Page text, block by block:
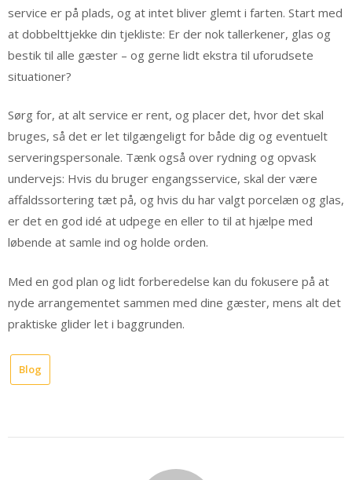
service er på plads, og at intet bliver glemt i farten. Start med
at dobbelttjekke din tjekliste: Er der nok tallerkener, glas og
bestik til alle gæster – og gerne lidt ekstra til uforudsete
situationer?
Sørg for, at alt service er rent, og placer det, hvor det skal
bruges, så det er let tilgængeligt for både dig og eventuelt
serveringspersonale. Tænk også over rydning og opvask
undervejs: Hvis du bruger engangsservice, skal der være
affaldssortering tæt på, og hvis du har valgt porcelæn og glas,
er det en god idé at udpege en eller to til at hjælpe med
løbende at samle ind og holde orden.
Med en god plan og lidt forberedelse kan du fokusere på at
nyde arrangementet sammen med dine gæster, mens alt det
praktiske glider let i baggrunden.
Blog